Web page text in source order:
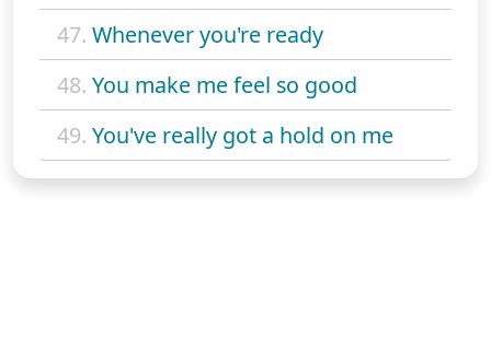
47. Whenever you're ready
48. You make me feel so good
49. You've really got a hold on me